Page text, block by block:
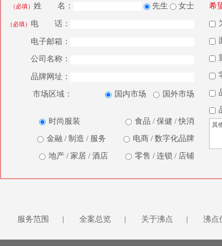
（必填） 姓 名： 先生 女士
（必填） 电 话：
电子邮箱：
公司名称：
品牌网址：
国内市场 国外市场
市场区域：
时尚服装 食品 / 保健 / 快消
金融 / 制造 / 服务 电商 / 数字化品牌
地产 / 家居 / 酒店 零售 / 连锁 / 店铺
希
服务范围 | 全案总览 | 关于沸点 | 沸点